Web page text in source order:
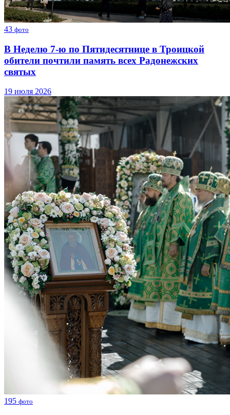
43 фото
В Неделю 7-ю по Пятидесятнице в Троицкой
обители почтили память всех Радонежских
святых
19 июля 2026
195 фото